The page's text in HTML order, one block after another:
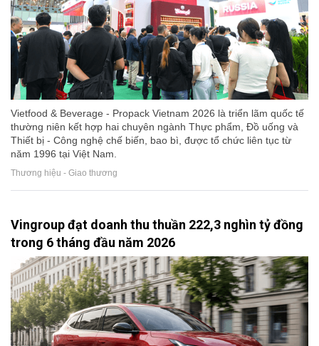
Vietfood & Beverage - Propack Vietnam 2026 là triển lãm quốc tế
thường niên kết hợp hai chuyên ngành Thực phẩm, Đồ uống và
Thiết bị - Công nghệ chế biến, bao bì, được tổ chức liên tục từ
năm 1996 tại Việt Nam.
Thương hiệu - Giao thương
Vingroup đạt doanh thu thuần 222,3 nghìn tỷ đồng
trong 6 tháng đầu năm 2026